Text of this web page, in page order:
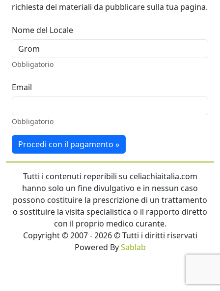
richiesta dei materiali da pubblicare sulla tua pagina.
Nome del Locale
Obbligatorio
Email
Obbligatorio
Procedi con il pagamento »
Tutti i contenuti reperibili su celiachiaitalia.com
hanno solo un fine divulgativo e in nessun caso
possono costituire la prescrizione di un trattamento
o sostituire la visita specialistica o il rapporto diretto
con il proprio medico curante.
Copyright © 2007 - 2026 © Tutti i diritti riservati
Powered BySablab